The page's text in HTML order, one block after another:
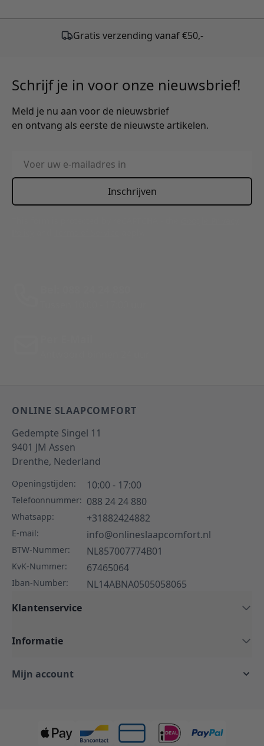
Gratis verzending vanaf €50,-
Schrijf je in voor onze nieuwsbrief!
Meld je nu aan voor de nieuwsbrief
en ontvang als eerste de nieuwste artikelen.
E-mailadres
Inschrijven
ONLINE SLAAPCOMFORT
Gedempte Singel 11
9401 JM Assen
Drenthe, Nederland
Openingstijden: 10:00 - 17:00
Telefoonnummer: 088 24 24 880
Whatsapp: +31882424882
E-mail: info@onlineslaapcomfort.nl
BTW-Nummer: NL857007774B01
KvK-Nummer: 67465064
Iban-Number:
NL14ABNA0505058065
Klantenservice
Informatie
Mijn account